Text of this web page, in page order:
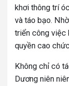
khơi thông trí
và táo bạo.
triển công việc
quyền cao
Không chỉ có
Dương niên